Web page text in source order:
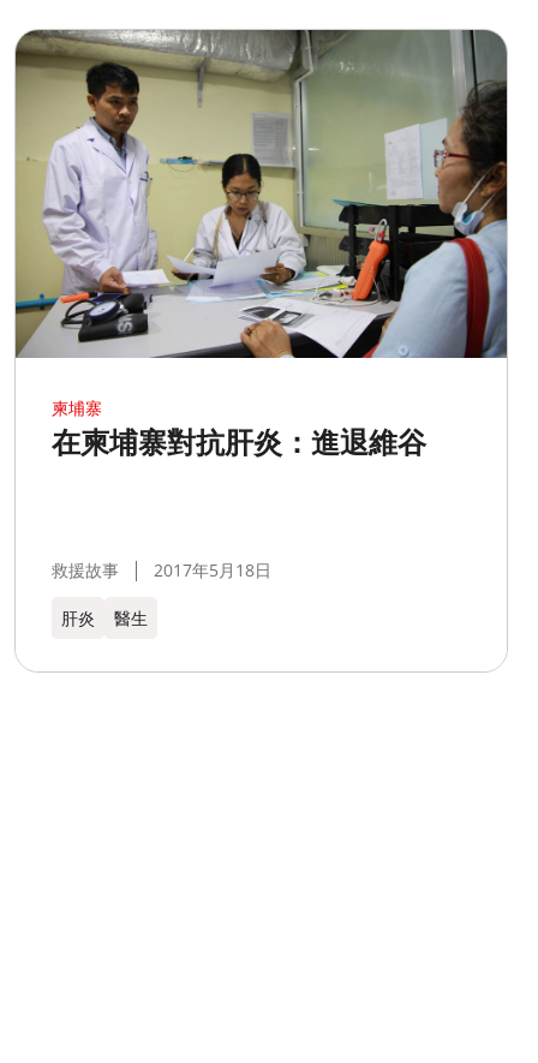
柬埔寨
在柬埔寨對抗肝炎：進退維谷
救援故事 2017年5月18日
肝炎 醫生